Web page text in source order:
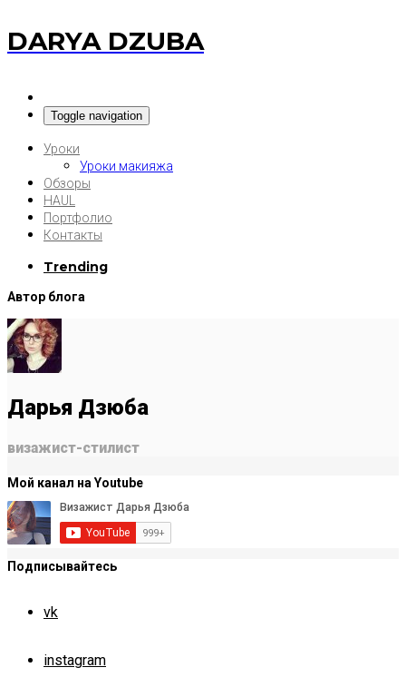
DARYA DZUBA
Toggle navigation
Уроки
Уроки макияжа
Обзоры
HAUL
Портфолио
Контакты
Trending
Автор блога
Дарья Дзюба
визажист-стилист
Мой канал на Youtube
Подписывайтесь
vk
instagram